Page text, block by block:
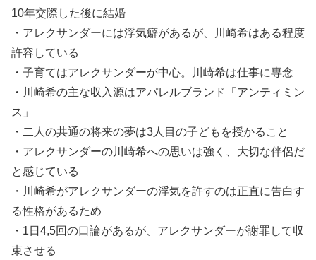
10年交際した後に結婚
・アレクサンダーには浮気癖があるが、川崎希はある程度
許容している
・子育てはアレクサンダーが中心。川崎希は仕事に専念
・川崎希の主な収入源はアパレルブランド「アンティミン
ス」
・二人の共通の将来の夢は3人目の子どもを授かること
・アレクサンダーの川崎希への思いは強く、大切な伴侶だ
と感じている
・川崎希がアレクサンダーの浮気を許すのは正直に告白す
る性格があるため
・1日4,5回の口論があるが、アレクサンダーが謝罪して収
束させる